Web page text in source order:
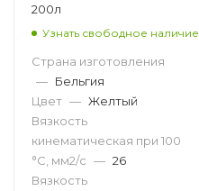
200л
Узнать свободное наличие
Страна изготовления
— Бельгия
Цвет — Желтый
Вязкость
кинематическая при 100
°С, мм2/с — 26
Вязкость